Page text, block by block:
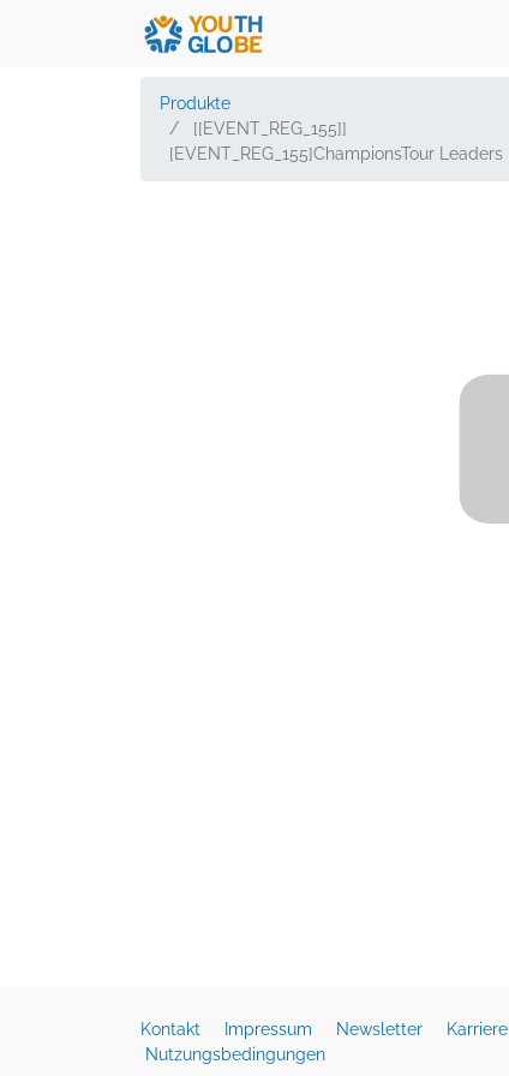
Produkte
[[EVENT_REG_155]]
[EVENT_REG_155]ChampionsTour Leaders
Kontakt Impressum Newsletter Karriere
Nutzungsbedingungen